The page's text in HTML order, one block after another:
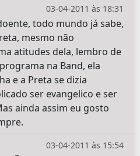
03-04-2011 às 18:31
todo mundo já sabe,
mesmo não
atitudes dela, lembro de
na Band, ela
e a Preta se dizia
ser evangelico e ser
ainda assim eu gosto
03-04-2011 às 15:54